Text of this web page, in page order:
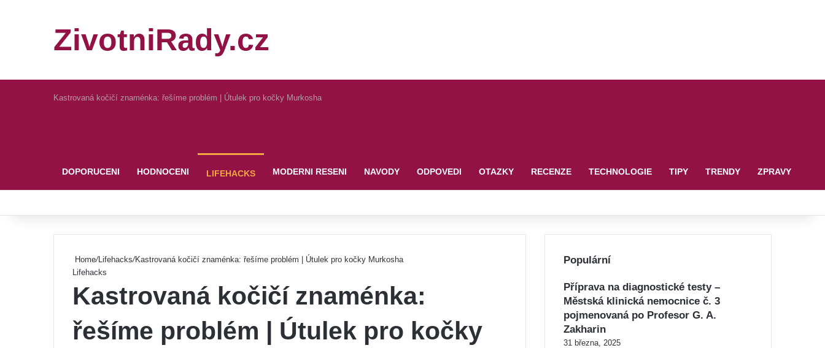
ZivotniRady.cz
Kastrovaná kočičí znaménka: řešíme problém | Útulek pro kočky Murkosha
DOPORUCENI HODNOCENI LIFEHACKS MODERNI RESENI NAVODY ODPOVEDI OTAZKY RECENZE TECHNOLOGIE TIPY TRENDY ZPRAVY
Home/Lifehacks/Kastrovaná kočičí znaménka: řešíme problém | Útulek pro kočky Murkosha
Lifehacks
Kastrovaná kočičí znaménka:
řešíme problém | Útulek pro kočky
Populární
Příprava na diagnostické testy –
Městská klinická nemocnice č. 3
pojmenovaná po Profesor G. A.
Zakharin
31 března, 2025